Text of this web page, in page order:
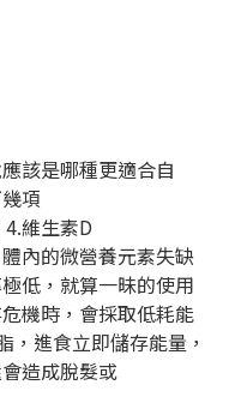
該是哪種更適合自
項
4.維生素D
內的微營養元素失缺
低，就算一昧的使用
機時，會採取低耗能
，進食立即儲存能量，
造成脫髮或